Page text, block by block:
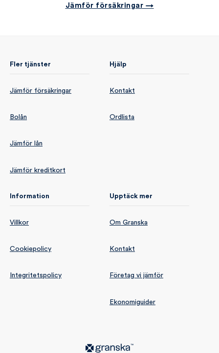
Jämför försäkringar →
Fler tjänster
Jämför försäkringar
Bolån
Jämför lån
Jämför kreditkort
Hjälp
Kontakt
Ordlista
Information
Villkor
Cookiepolicy
Integritetspolicy
Upptäck mer
Om Granska
Kontakt
Företag vi jämför
Ekonomiguider